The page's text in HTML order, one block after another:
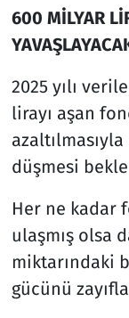
600 MİLYAR
2025 yılı
lirayı aşan
düşmesi
Her ne kadar
ulaşmış olsa
miktarındaki
gücünü